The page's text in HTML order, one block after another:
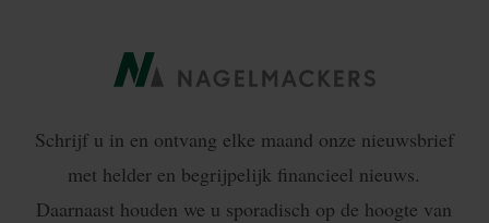
Schrijf u in en ontvang elke maand onze nieuwsbrief
met helder en begrijpelijk financieel nieuws.
Daarnaast houden we u sporadisch op de hoogte van